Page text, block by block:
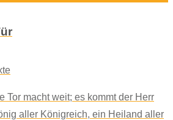
Tor macht weit; es kommt der Herr
aller Königreich, ein Heiland aller